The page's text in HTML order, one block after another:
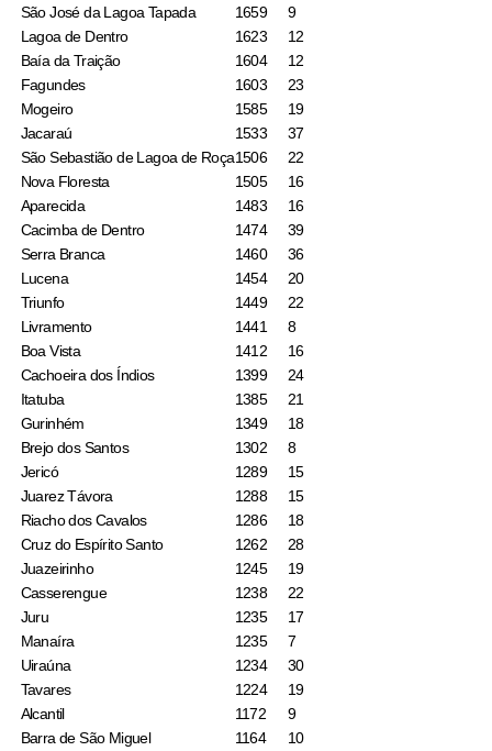
São José da Lagoa Tapada 1659
9
Lagoa de Dentro
1623
12
Baía da Traição
1604
12
Fagundes
1603
23
Mogeiro
1585
19
Jacaraú
1533
37
São Sebastião de Lagoa de Roça1506
22
Nova Floresta
1505
16
Aparecida
1483
16
Cacimba de Dentro
1474
39
Serra Branca
1460
36
Lucena
1454
20
Triunfo
1449
22
Livramento
1441
8
Boa Vista
1412
16
Cachoeira dos Índios
1399
24
Itatuba
1385
21
Gurinhém
1349
18
Brejo dos Santos
1302
8
Jericó
1289
15
Juarez Távora
1288
15
Riacho dos Cavalos
1286
18
Cruz do Espírito Santo
1262
28
Juazeirinho
1245
19
Casserengue
1238
22
Juru
1235
17
Manaíra
1235
7
Uiraúna
1234
30
Tavares
1224
19
Alcantil
1172
9
Barra de São Miguel
1164
10